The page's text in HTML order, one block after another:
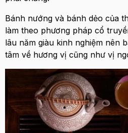
Bánh nướng và bánh dẻo của
làm theo phương pháp cổ
lâu năm giàu kinh nghiệm nên
tâm về hương vị cũng như vị